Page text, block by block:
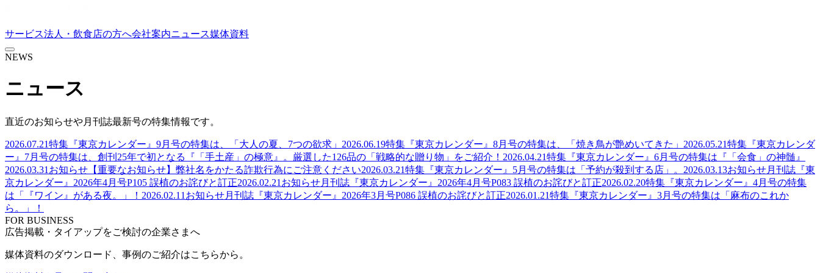
サービス法人・飲食店の方へ会社案内ニュース媒体資料
NEWS
ニュース
直近のお知らせや月刊誌最新号の特集情報です。
2026.07.21特集 『東京カレンダー』9月号の特集は、「大人の夏、7つの欲求」 2026.06.19特集 『東京カレンダー』8月号の特集は、「焼き鳥が艶めいてきた」 2026.05.21特集 『東京カレンダ
ー』7月号の特集は、創刊25年で初となる『「手土産」の極意』。厳選した126品の「戦略的な贈り物」をご紹介！ 2026.04.21特集 『東京カレンダー』6月号の特集は『「会食」の神髄』
2026.03.31 お知らせ 【重要なお知らせ】弊社名をかたる詐欺行為にご注意ください2026.03.21特集 『東京カレンダー』5月号の特集は「予約が殺到する店」。 2026.03.13お知らせ月刊誌『東
京カレンダー』2026年4月号P105 誤植のお詫びと訂正2026.02.21 お知らせ月刊誌『東京カレンダー』2026年4月号P083 誤植のお詫びと訂正2026.02.20特集 『東京カレンダー』4月号の特集
は「『ワイン』がある夜。」！ 2026.02.11 お知らせ月刊誌『東京カレンダー』2026年3月号P086 誤植のお詫びと訂正2026.01.21特集 『東京カレンダー』3月号の特集は「麻布のこれか
ら。」！
FOR BUSINESS
広告掲載・タイアップをご検討の企業さまへ
媒体資料のダウンロード、事例のご紹介はこちらから。